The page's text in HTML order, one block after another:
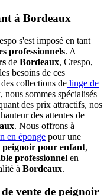
à Bordeaux
s'est imposé en tant
professionnels. A
de Bordeaux, Crespo,
besoins de ces
collections de linge de
, nous sommes spécialisés
des prix attractifs, nos
des attentes de
. Nous offrons à
en éponge pour une
peignoir pour enfant,
professionnel en
à Bordeaux.
vente de peignoir